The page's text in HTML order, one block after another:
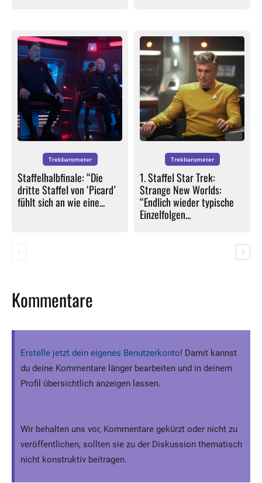
Trekbarometer
Staffelhalbfinale: “Die
dritte Staffel von ‘Picard’
fühlt sich an wie eine...
Trekbarometer
1. Staffel Star Trek:
Strange New Worlds:
“Endlich wieder typische
Einzelfolgen...
Kommentare
Erstelle jetzt dein eigenes Benutzerkonto! Damit kannst
du deine Kommentare länger bearbeiten und in deinem
Profil übersichtlich anzeigen lassen.
Wir behalten uns vor, Kommentare gekürzt oder nicht zu
veröffentlichen, sollten sie zu der Diskussion thematisch
nicht konstruktiv beitragen.